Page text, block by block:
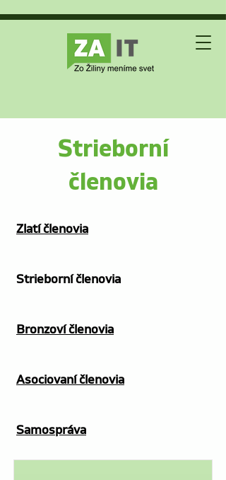
Strieborní
členovia
Zlatí členovia
Strieborní členovia
Bronzoví členovia
Asociovaní členovia
Samospráva